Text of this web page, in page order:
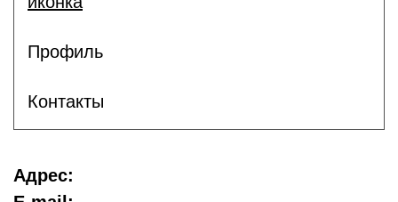
Профиль
Контакты
Адрес: